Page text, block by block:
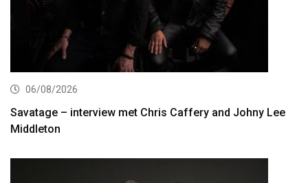
06/08/2026
Savatage – interview met Chris Caffery and Johny Lee
Middleton